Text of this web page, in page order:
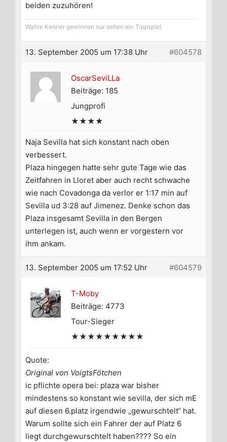
beiden zuzuhören!
Wahre Kenner gewinnen nur selten ein Tippspiel.
13. September 2005 um 17:38 Uhr #604578
OscarSeviLLa
Beiträge: 185
Jungprofi
★★★★
Naja Sevilla hat sich konstant nach oben
verbessert.
Plaza hingegen hatte sehr gute Tage wie das
Zeitfahren in Lloret aber auch recht schwache
wie nach Covadonga da verlor er 1:17 min auf
Sevilla ud 3:28 auf Jimenez. Denke schon das
Plaza insgesamt Sevilla in den Bergen
unterlegen ist, auch wenn er vorgestern vor
ihm ankam.
13. September 2005 um 17:52 Uhr #604579
T-Moby
Beiträge: 4773
Tour-Sieger
★★★★★★★★★
Quote:
Original von VoigtsFötchen
ic pflichte opera bei: plaza war bisher
mindestens so konstant wie sevilla, der sich mE
auf diesen 6.platz irgendwie „gewurschtelt“ hat.
Warum sollte sich ein Fahrer der auf Platz 6
liegt durchgewurschtelt haben???? So ein